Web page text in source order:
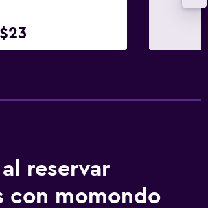
$23
reservar
con momondo